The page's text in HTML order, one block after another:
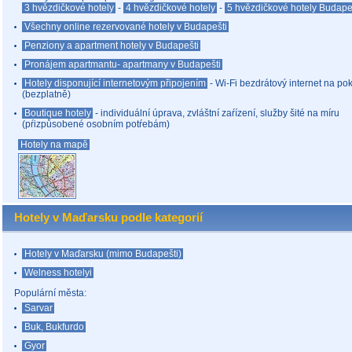
3 hvězdičkové hotely - 4 hvězdičkové hotely - 5 hvězdičkové hotely
Všechny online rezervované hotely v Budapešti
Penziony a apartment hotely v Budapešti
Pronájem apartmantu- apartmany v Budapešti
Hotely disponující internetovým připojením - Wi-Fi bezdrátový internet na
(bezplatně)
Boutique hotely - individuální úprava, zvláštní zaŕízení, služby šité na míru
(pŕizpůsobené osobním potŕebám)
Hotely na mapě
Hotely v Maďarsku podle kategorií
Hotely v Maďarsku (mimo Budapešti)
Welness hotelyi
Populární města:
Sarvar
Buk, Bukfurdo
Gyor